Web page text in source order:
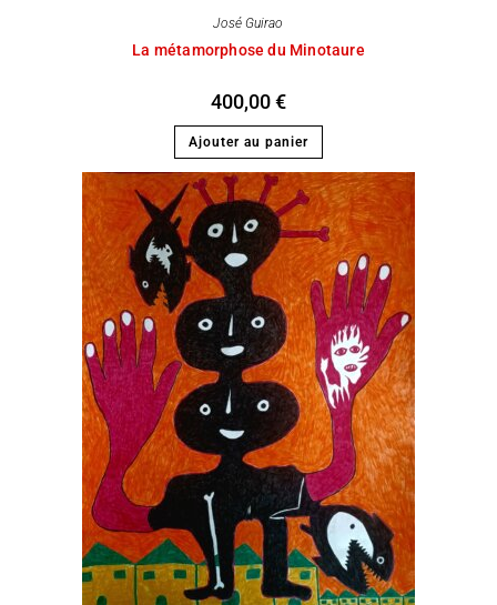
José Guirao
La métamorphose du Minotaure
400,00€
Ajouter au panier